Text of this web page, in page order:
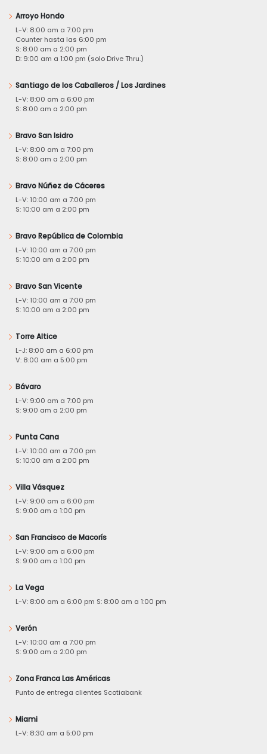
Arroyo Hondo
L-V: 8:00 am a 7:00 pm
Counter hasta las 6:00 pm
S: 8:00 am a 2:00 pm
D: 9:00 am a 1:00 pm (solo Drive Thru.)
Santiago de los Caballeros / Los Jardines
L-V: 8:00 am a 6:00 pm
S: 8:00 am a 2:00 pm
Bravo San Isidro
L-V: 8:00 am a 7:00 pm
S: 8:00 am a 2:00 pm
Bravo Núñez de Cáceres
L-V: 10:00 am a 7:00 pm
S: 10:00 am a 2:00 pm
Bravo República de Colombia
L-V: 10:00 am a 7:00 pm
S: 10:00 am a 2:00 pm
Bravo San Vicente
L-V: 10:00 am a 7:00 pm
S: 10:00 am a 2:00 pm
Torre Altice
L-J: 8:00 am a 6:00 pm
V: 8:00 am a 5:00 pm
Bávaro
L-V: 9:00 am a 7:00 pm
S: 9:00 am a 2:00 pm
Punta Cana
L-V: 10:00 am a 7:00 pm
S: 10:00 am a 2:00 pm
Villa Vásquez
L-V: 9:00 am a 6:00 pm
S: 9:00 am a 1:00 pm
San Francisco de Macorís
L-V: 9:00 am a 6:00 pm
S: 9:00 am a 1:00 pm
La Vega
L-V: 8:00 am a 6:00 pm S: 8:00 am a 1:00 pm
Verón
L-V: 10:00 am a 7:00 pm
S: 9:00 am a 2:00 pm
Zona Franca Las Américas
Punto de entrega clientes Scotiabank
Miami
L-V: 8:30 am a 5:00 pm